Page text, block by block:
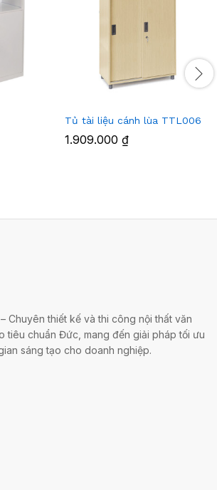
Tủ tài liệu cánh lùa TTL006
1.909.000 ₫
Chuyên thiết kế và thi công nội thất văn
tiêu chuẩn Đức, mang đến giải pháp tối ưu
sáng tạo cho doanh nghiệp.